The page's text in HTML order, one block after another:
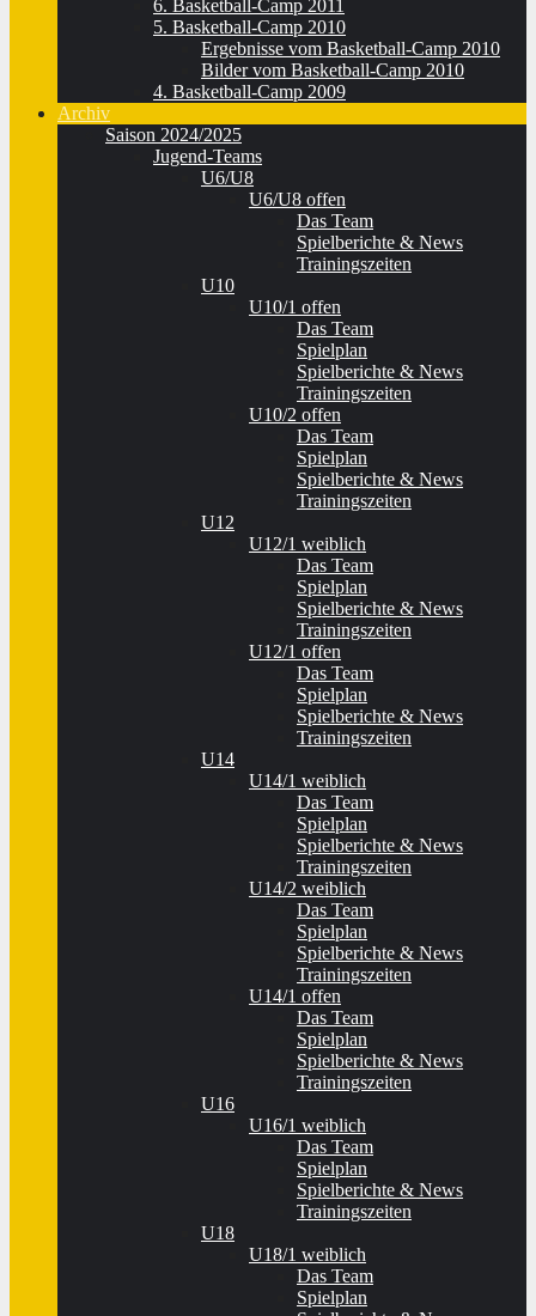
6. Basketball-Camp 2011
5. Basketball-Camp 2010
Ergebnisse vom Basketball-Camp 2010
Bilder vom Basketball-Camp 2010
4. Basketball-Camp 2009
Archiv
Saison 2024/2025
Jugend-Teams
U6/U8
U6/U8 offen
Das Team
Spielberichte & News
Trainingszeiten
U10
U10/1 offen
Das Team
Spielplan
Spielberichte & News
Trainingszeiten
U10/2 offen
Das Team
Spielplan
Spielberichte & News
Trainingszeiten
U12
U12/1 weiblich
Das Team
Spielplan
Spielberichte & News
Trainingszeiten
U12/1 offen
Das Team
Spielplan
Spielberichte & News
Trainingszeiten
U14
U14/1 weiblich
Das Team
Spielplan
Spielberichte & News
Trainingszeiten
U14/2 weiblich
Das Team
Spielplan
Spielberichte & News
Trainingszeiten
U14/1 offen
Das Team
Spielplan
Spielberichte & News
Trainingszeiten
U16
U16/1 weiblich
Das Team
Spielplan
Spielberichte & News
Trainingszeiten
U18
U18/1 weiblich
Das Team
Spielplan